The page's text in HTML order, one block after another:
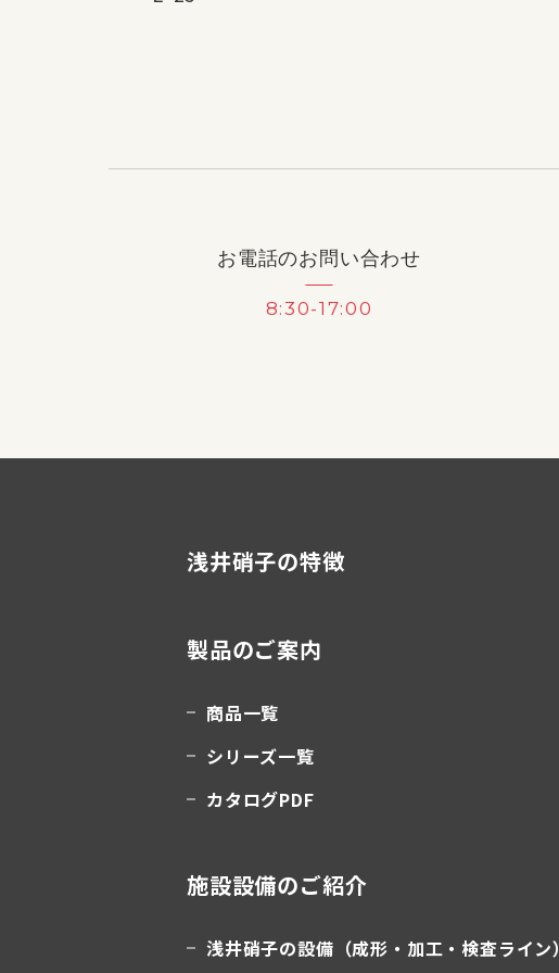
お電話のお問い合わせ
8:30-17:00
浅井硝子の特徴
製品のご案内
商品一覧
シリーズ一覧
カタログPDF
施設設備のご紹介
浅井硝子の設備（成形・加工・検査ライン）